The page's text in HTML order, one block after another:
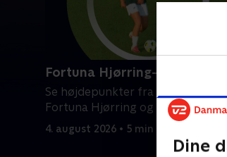
Dine
Fortuna Hjørring-FC
Se højdepunkter fra kampen
Fortuna Hjørring og FC
4. august 2026 • 5 min